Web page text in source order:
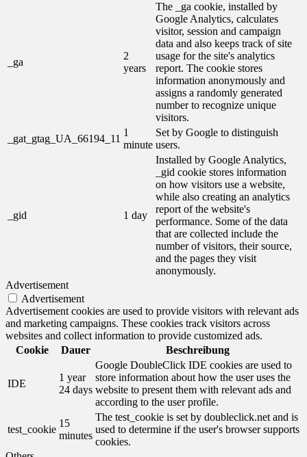
_ga
2
years
The _ga cookie, installed by
Google Analytics, calculates
visitor, session and campaign
data and also keeps track of site
usage for the site's analytics
report. The cookie stores
information anonymously and
assigns a randomly generated
number to recognize unique
visitors.
_gat_gtag_UA_66194_11
1
minute
Set by Google to distinguish
users.
_gid 1 day
Installed by Google Analytics,
_gid cookie stores information
on how visitors use a website,
while also creating an analytics
report of the website's
performance. Some of the data
that are collected include the
number of visitors, their source,
and the pages they visit
anonymously.
Advertisement
Advertisement
Advertisement cookies are used to provide visitors with relevant ads
and marketing campaigns. These cookies track visitors across
websites and collect information to provide customized ads.
Cookie
Dauer Beschreibung
IDE
1 year
24 days
Google DoubleClick IDE cookies are used to
store information about how the user uses the
website to present them with relevant ads and
according to the user profile.
test_cookie
15
minutes
The test_cookie is set by doubleclick.net and is
used to determine if the user's browser supports
cookies.